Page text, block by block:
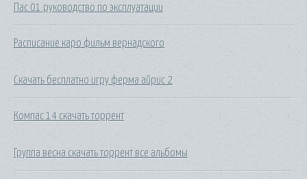
Пас 01 руководство по эксплуатации
Расписание каро фильм вернадского
Скачать бесплатно игру ферма айрис 2
Компас 14 скачать торрент
Группа весна скачать торрент все альбомы